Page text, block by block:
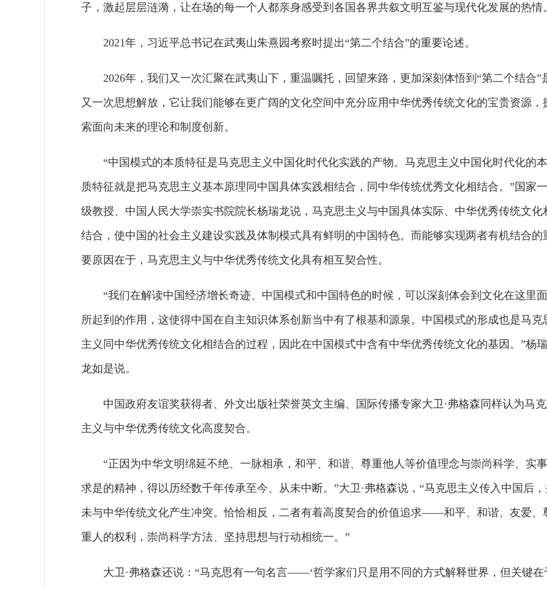
子，激起层层涟漪，让在场的每一个人都亲身感受到各国各界共叙文明互鉴与现代化发展的热情。
2021年，习近平总书记在武夷山朱熹园考察时提出“第二个结合”的重要论述。
2026年，我们又一次汇聚在武夷山下，重温嘱托，回望来路，更加深刻体悟到“第二个结合”
又一次思想解放，它让我们能够在更广阔的文化空间中充分应用中华优秀传统文化的宝贵资源，
索面向未来的理论和制度创新。
“中国模式的本质特征是马克思主义中国化时代化实践的产物。马克思主义中国化时代化的本
质特征就是把马克思主义基本原理同中国具体实践相结合，同中华传统优秀文化相结合。”国家一
级教授、中国人民大学崇实书院院长杨瑞龙说，马克思主义与中国具体实际、中华优秀传统文化
结合，使中国的社会主义建设实践及体制模式具有鲜明的中国特色。而能够实现两者有机结合的
要原因在于，马克思主义与中华优秀传统文化具有相互契合性。
“我们在解读中国经济增长奇迹、中国模式和中国特色的时候，可以深刻体会到文化在这里面
所起到的作用，这使得中国在自主知识体系创新当中有了根基和源泉。中国模式的形成也是马克
主义同中华优秀传统文化相结合的过程，因此在中国模式中含有中华优秀传统文化的基因。”杨瑞
龙如是说。
中国政府友谊奖获得者、外文出版社荣誉英文主编、国际传播专家大卫·弗格森同样认为马
主义与中华优秀传统文化高度契合。
“正因为中华文明绵延不绝、一脉相承，和平、和谐、尊重他人等价值理念与崇尚科学、实事
求是的精神，得以历经数千年传承至今、从未中断。”大卫·弗格森说，“马克思主义传入中国后
未与中华传统文化产生冲突。恰恰相反，二者有着高度契合的价值追求——和平、和谐、友爱、
重人的权利，崇尚科学方法、坚持思想与行动相统一。”
大卫·弗格森还说：“马克思有一句名言——‘哲学家们只是用不同的方式解释世界，但关键在